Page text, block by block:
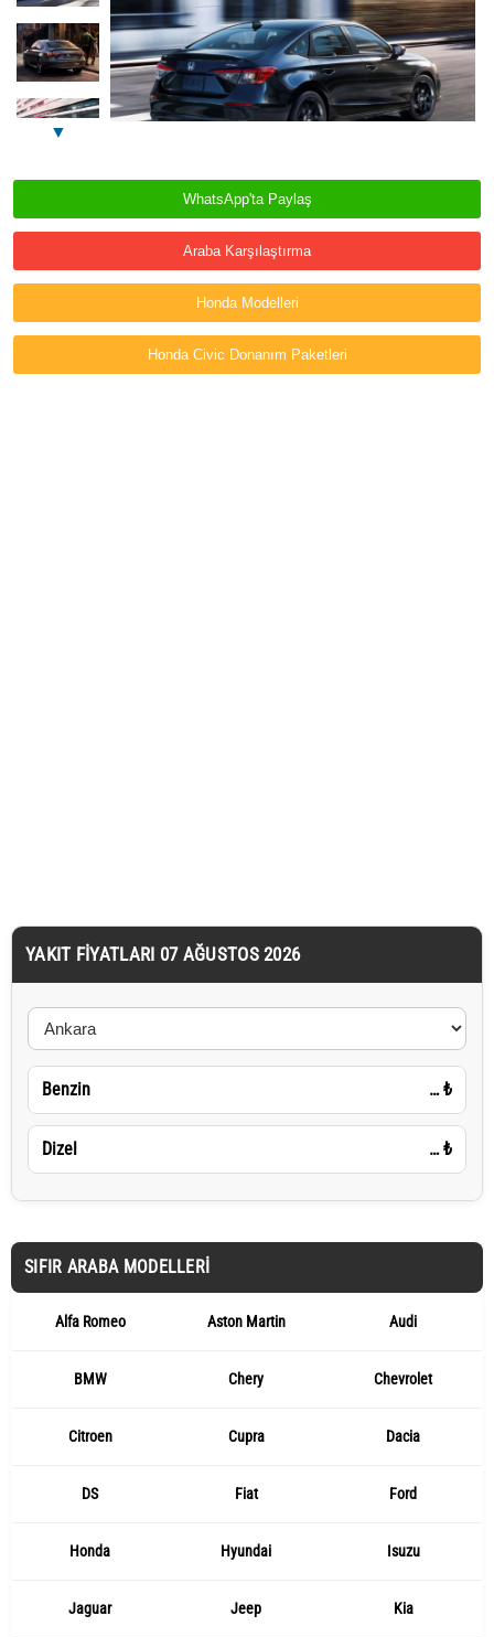
▼
WhatsApp'ta Paylaş
Araba Karşılaştırma
Honda Modelleri
Honda Civic Donanım Paketleri
YAKIT FIYATLARI 07 AĞUSTOS 2026
Benzin … ₺
Dizel … ₺
SIFIR ARABA MODELLERI
Alfa Romeo Aston Martin Audi
BMW Chery Chevrolet
Citroen Cupra Dacia
DS Fiat Ford
Honda Hyundai Isuzu
Jaguar Jeep Kia